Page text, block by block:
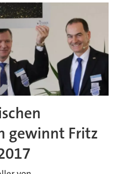
gewinnt Fritz